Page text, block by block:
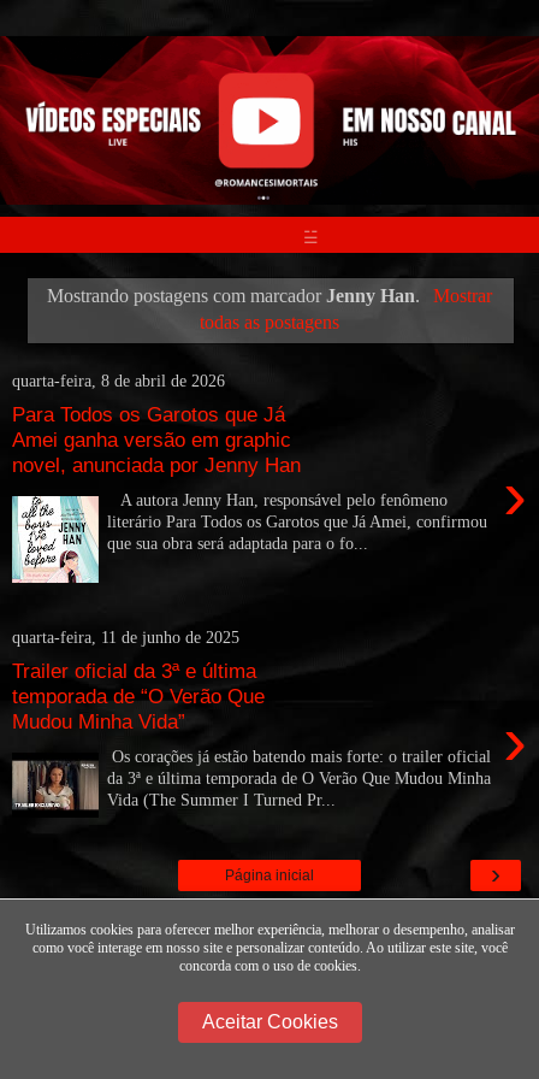
☱
Mostrando postagens com marcadorJenny Han.
Mostrar
todas as postagens
quarta-feira, 8 de abril de 2026
Para Todos os Garotos que Já
Amei ganha versão em graphic
novel, anunciada por Jenny Han
›
A autora Jenny Han, responsável pelo fenômeno
literário Para Todos os Garotos que Já Amei, confirmou
que sua obra será adaptada para o fo...
quarta-feira, 11 de junho de 2025
Trailer oficial da 3ª e última
temporada de “O Verão Que
Mudou Minha Vida”
›
Os corações já estão batendo mais forte: o trailer oficial
da 3ª e última temporada de O Verão Que Mudou Minha
Vida (The Summer I Turned Pr...
›
Página inicial
Ver versão para a web
Tecnologia doBlogger.
Utilizamos cookies para oferecer melhor experiência, melhorar o desempenho, analisar
como você interage em nosso site e personalizar conteúdo. Ao utilizar este site, você
concorda com o uso de cookies.
Aceitar Cookies